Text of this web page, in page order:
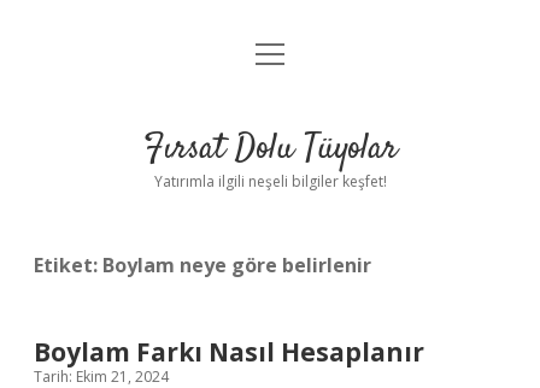
Gizlilik Politikası
Yasal Uyarı
menüyü
Fırsat Dolu Tüyolar
Yatırımla ilgili neşeli bilgiler keşfet!
Etiket: Boylam neye göre belirlenir
Boylam Farkı Nasıl Hesaplanır
Tarih: Ekim 21, 2024